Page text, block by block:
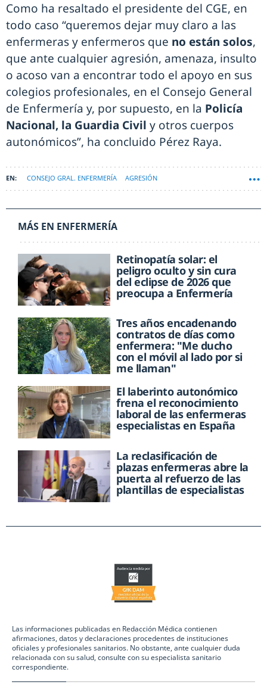
Como ha resaltado el presidente del CGE, en
todo caso “queremos dejar muy claro a las
enfermeras y enfermeros que no están solos,
que ante cualquier agresión, amenaza, insulto
o acoso van a encontrar todo el apoyo en sus
colegios profesionales, en el Consejo General
de Enfermería y, por supuesto, en la Policía
Nacional, la Guardia Civil y otros cuerpos
autonómicos”, ha concluido Pérez Raya.
CONSEJO GRAL. ENFERMERÍA AGRESIÓN
MÁS EN ENFERMERÍA
Retinopatía solar: el
peligro oculto y sin cura
del eclipse de 2026 que
preocupa a Enfermería
Tres años encadenando
contratos de días como
enfermera: "Me ducho
con el móvil al lado por si
me llaman"
El laberinto autonómico
frena el reconocimiento
laboral de las enfermeras
especialistas en España
La reclasificación de
plazas enfermeras abre la
puerta al refuerzo de las
plantillas de especialistas
Las informaciones publicadas en Redacción Médica contienen
afirmaciones, datos y declaraciones procedentes de instituciones
oficiales y profesionales sanitarios. No obstante, ante cualquier duda
relacionada con su salud, consulte con su especialista sanitario
correspondiente.